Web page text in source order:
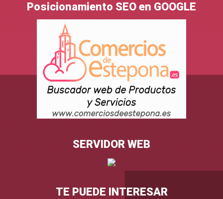
Posicionamiento SEO en GOOGLE
SERVIDOR WEB
TE PUEDE INTERESAR